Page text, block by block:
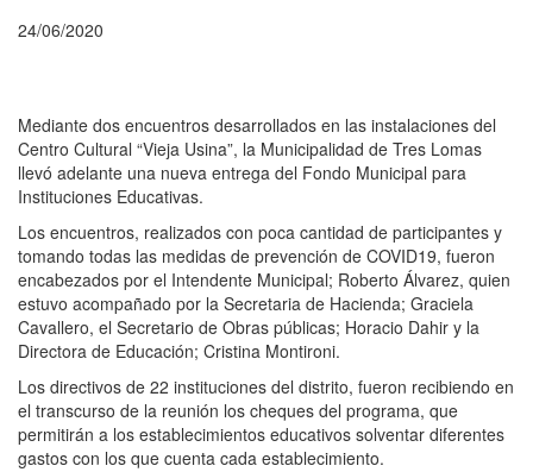
24/06/2020
Mediante dos encuentros desarrollados en las instalaciones del
Centro Cultural “Vieja Usina”, la Municipalidad de Tres Lomas
llevó adelante una nueva entrega del Fondo Municipal para
Instituciones Educativas.
Los encuentros, realizados con poca cantidad de participantes y
tomando todas las medidas de prevención de COVID19, fueron
encabezados por el Intendente Municipal; Roberto Álvarez, quien
estuvo acompañado por la Secretaria de Hacienda; Graciela
Cavallero, el Secretario de Obras públicas; Horacio Dahir y la
Directora de Educación; Cristina Montironi.
Los directivos de 22 instituciones del distrito, fueron recibiendo en
el transcurso de la reunión los cheques del programa, que
permitirán a los establecimientos educativos solventar diferentes
gastos con los que cuenta cada establecimiento.